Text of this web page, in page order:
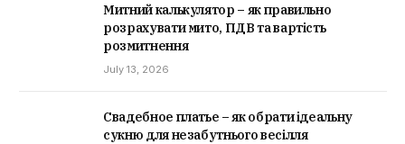
Митний калькулятор – як правильно
розрахувати мито, ПДВ та вартість
розмитнення
July 13, 2026
Свадебное платье – як обрати ідеальну
сукню для незабутнього весілля